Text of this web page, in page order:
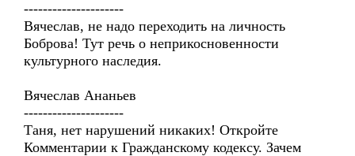
---------------------
Вячеслав, не надо переходить на личность
Боброва! Тут речь о неприкосновенности
культурного наследия.
Вячеслав Ананьев
---------------------
Таня, нет нарушений никаких! Откройте
Комментарии к Гражданскому кодексу. Зачем